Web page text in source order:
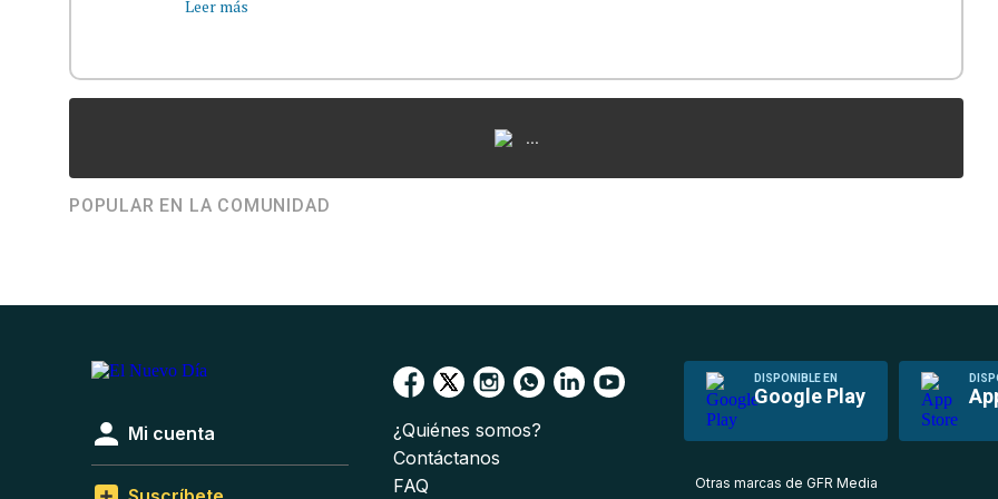
Leer más
...
POPULAR EN LA COMUNIDAD
DISPONIBLE EN
Google Play
Mi cuenta
¿Quiénes somos?
Contáctanos
FAQ
Otras marcas de GFR Media